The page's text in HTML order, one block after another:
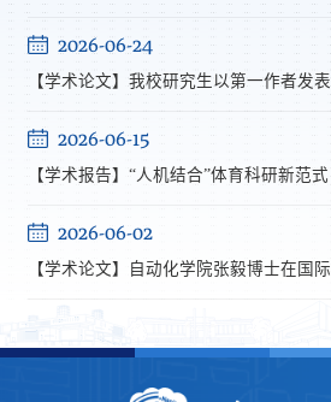
2026-06-24
【学术论文】我校研究生以第一作者发
2026-06-15
【学术报告】“人机结合”体育科研新范式
2026-06-02
【学术论文】自动化学院张毅博士在国